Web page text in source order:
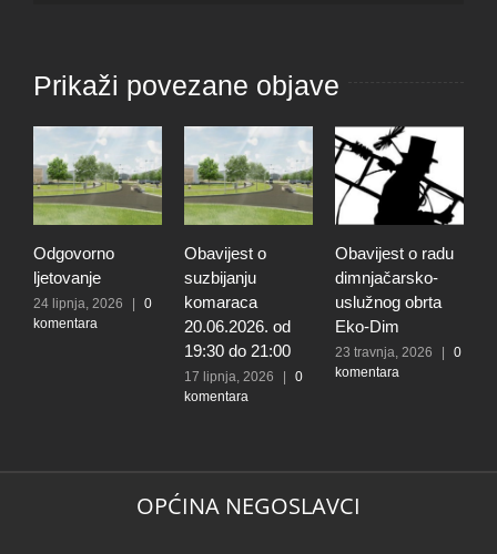
Prikaži povezane objave
Odgovorno
ljetovanje
24 lipnja, 2026 |
0
komentara
Obavijest o
suzbijanju
komaraca
20.06.2026. od
19:30 do 21:00
17 lipnja, 2026 |
0
komentara
Obavijest o radu
dimnjačarsko-
uslužnog obrta
Eko-Dim
23 travnja, 2026 |
0
komentara
OPĆINA NEGOSLAVCI